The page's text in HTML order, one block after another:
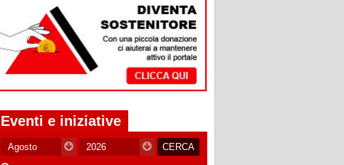
Eventi e iniziative